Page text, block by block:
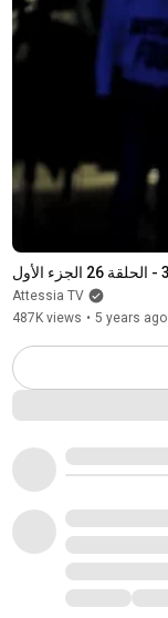
Attessia TV
487K views • 5 years ago